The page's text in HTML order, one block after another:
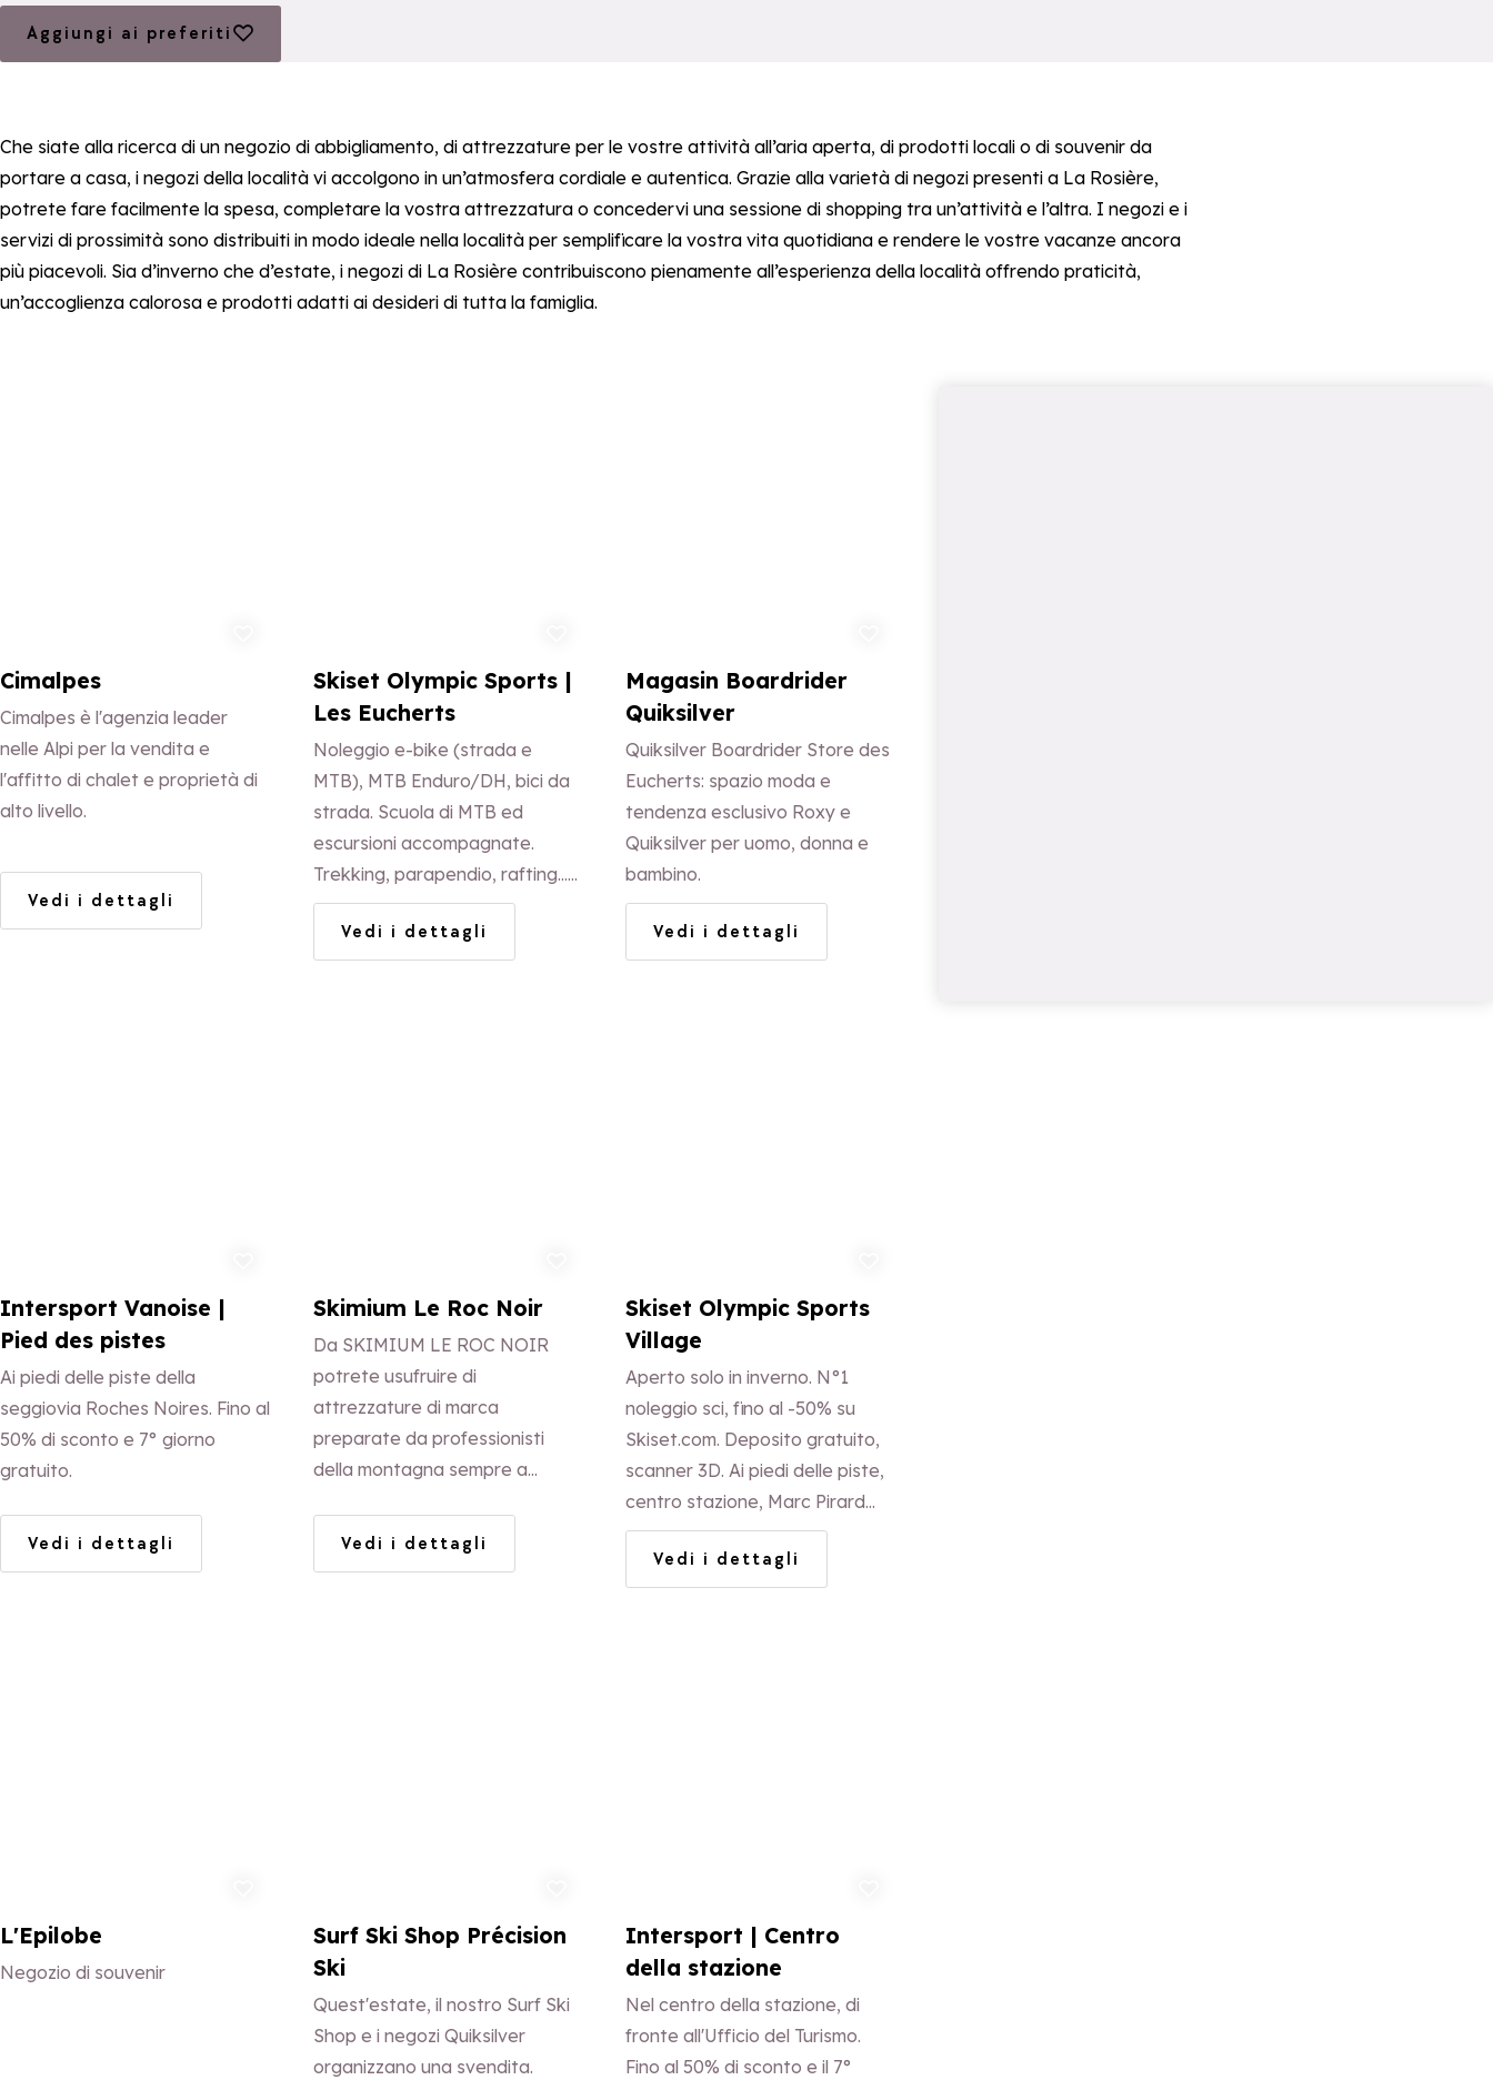
Aggiungi ai preferiti
Aggiungi ai preferiti
Che siate alla ricerca di un negozio di abbigliamento, di attrezzature per le vostre attività all’aria aperta, di prodotti locali o di souvenir da
portare a casa, i negozi della località vi accolgono in un’atmosfera cordiale e autentica. Grazie alla varietà di negozi presenti a La Rosière,
potrete fare facilmente la spesa, completare la vostra attrezzatura o concedervi una sessione di shopping tra un’attività e l’altra. I negozi e i
servizi di prossimità sono distribuiti in modo ideale nella località per semplificare la vostra vita quotidiana e rendere le vostre vacanze ancora
più piacevoli. Sia d’inverno che d’estate, i negozi di La Rosière contribuiscono pienamente all’esperienza della località offrendo praticità,
un’accoglienza calorosa e prodotti adatti ai desideri di tutta la famiglia.
Cimalpes
Cimalpes è l'agenzia leader
nelle Alpi per la vendita e
l'affitto di chalet e proprietà di
alto livello.
Vedi i dettagli
Skiset Olympic Sports |
Les Eucherts
Noleggio e-bike (strada e
MTB), MTB Enduro/DH, bici da
strada. Scuola di MTB ed
escursioni accompagnate.
Trekking, parapendio, rafting...
Negozio di montagna estivo,
svendita invernale. Aperitivo di
benvenuto in loco ogni
Vedi i dettagli
Magasin Boardrider
Quiksilver
Quiksilver Boardrider Store des
Eucherts: spazio moda e
tendenza esclusivo Roxy e
Quiksilver per uomo, donna e
bambino.
Vedi i dettagli
Intersport Vanoise |
Pied des pistes
Ai piedi delle piste della
seggiovia Roches Noires. Fino al
50% di sconto e 7° giorno
gratuito.
Vedi i dettagli
Skimium Le Roc Noir
Da SKIMIUM LE ROC NOIR
potrete usufruire di
attrezzature di marca
preparate da professionisti
della montagna sempre a
del noleggio al miglior prezzo. Ci
Vedi i dettagli
Skiset Olympic Sports
Village
Aperto solo in inverno. N°1
noleggio sci, fino al -50% su
Skiset.com. Deposito gratuito,
scanner 3D. Ai piedi delle piste,
centro stazione, Marc Pirard
(ex allenatore squadra
francese) e il suo team,
riferimento Skiset, vi offrono un
Vedi i dettagli
L'Epilobe
Negozio di souvenir
Surf Ski Shop Précision
Ski
Quest'estate, il nostro Surf Ski
Shop e i negozi Quiksilver
organizzano una svendita.
Intersport | Centro
della stazione
Nel centro della stazione, di
fronte all'Ufficio del Turismo.
Fino al 50% di sconto e il 7°